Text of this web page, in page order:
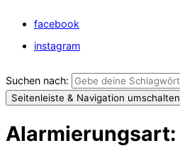
facebook
instagram
Suchen nach:
Seitenleiste & Navigation umschalten
Alarmierungsart: